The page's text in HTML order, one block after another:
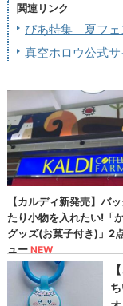
関連リンク
ぴあ特集 夏フェ
真空ホロウ公式サ